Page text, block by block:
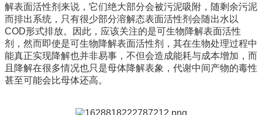
解表面活性剂来说，它们绝大部分会被污泥吸附，随剩余污泥
而排出系统，只有很少部分溶解态表面活性剂会随出水以
COD形式排放。因此，应该关注的是可生物降解表面活性
剂，然而即使是可生物降解表面活性剂，其在生物处理过程中
能真正实现降解也并非易事，不但会造成能耗与成本增加，而
且降解在很多情况也只是母体降解表象，代谢中间产物的毒性
甚至可能会比母体还高。